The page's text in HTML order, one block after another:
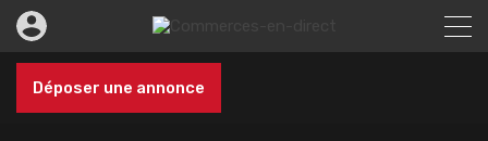
Déposer une annonce